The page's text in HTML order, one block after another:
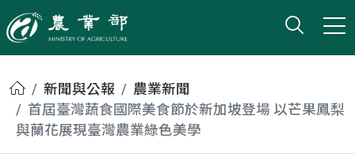
農業部
打開
小版
首頁新聞與公報
農業新聞
首屆臺灣蔬食國際美食節於新加坡登場 以芒果鳳梨
與蘭花展現臺灣農業綠色美學